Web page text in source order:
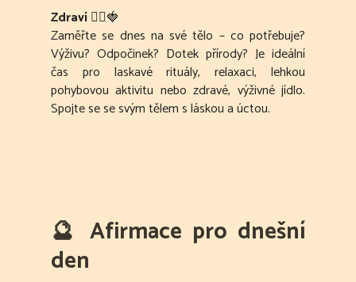
Zdraví🧘‍♀️🍓
Zaměřte se dnes na své tělo – co potřebuje?
Výživu? Odpočinek? Dotek přírody? Je ideální
čas pro laskavé rituály, relaxaci, lehkou
pohybovou aktivitu nebo zdravé, výživné jídlo.
Spojte se se svým tělem s láskou a úctou.
🔮 Afirmace pro dnešní
den